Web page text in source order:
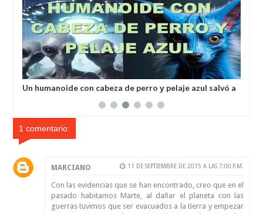
Un humanoide con cabeza de perro у pelaje azul salvó a
1 comentario:
MARCIANO 11 DE SEPTIEMBRE DE 2015 A LAS 7:00 P.M.
Con las evidencias que se han encontrado, creo que en el
pasado habitamos Marte, al dañar el planeta con las
guerras tuvimos que ser evacuados a la tierra y empezar